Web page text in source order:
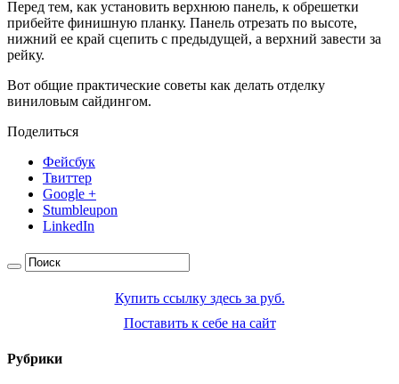
Перед тем, как установить верхнюю панель, к обрешетки
прибейте финишную планку. Панель отрезать по высоте,
нижний ее край сцепить с предыдущей, а верхний завести за
рейку.
Вот общие практические советы как делать отделку
виниловым сайдингом.
Поделиться
Фейсбук
Твиттер
Google +
Stumbleupon
LinkedIn
Купить ссылку здесь за руб.
Поставить к себе на сайт
Рубрики